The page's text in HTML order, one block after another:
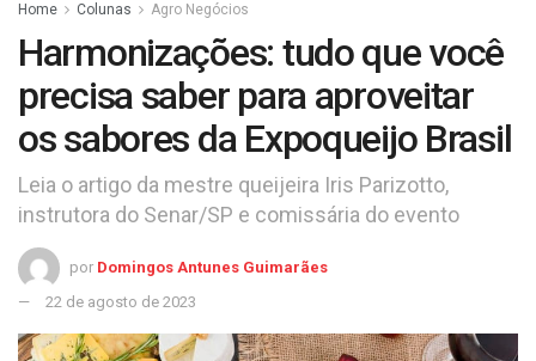
Home Colunas Agro Negócios
Harmonizações: tudo que você
precisa saber para aproveitar
os sabores da Expoqueijo Brasil
Leia o artigo da mestre queijeira Iris Parizotto,
instrutora do Senar/SP e comissária do evento
por Domingos Antunes Guimarães
22 de agosto de 2023